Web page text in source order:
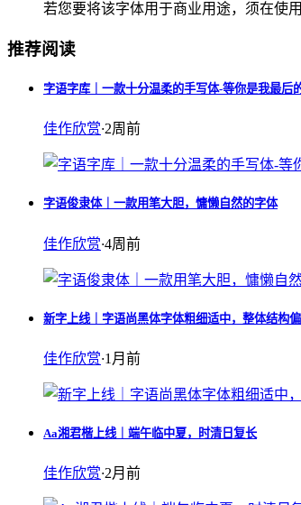
若您要将该字体用于商业用途，须在使
推荐阅读
字语字库｜一款十分温柔的手写体-等你是我最后
佳作欣赏·2周前
字语俊隶体｜一款用笔大胆，慵懒自然的字体
佳作欣赏·4周前
新字上线｜字语尚黑体字体粗细适中，整体结构
佳作欣赏·1月前
Aa湘君楷上线｜端午临中夏，时清日复长
佳作欣赏·2月前